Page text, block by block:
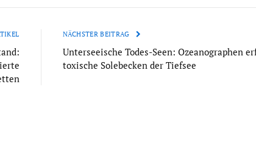
NÄCHSTER BEITRAG
Unterseeische Todes-Seen: Ozeanographen
toxische Solebecken der Tiefsee